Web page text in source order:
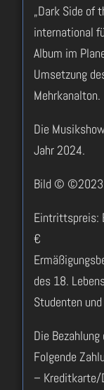
„Dark Side of
international
Album im
Umsetzung
Mehrkanalton.
Die
Jahr 2024.
Bild © ©2023
Eintrittspreis:
€
des 18.
Studenten
Die
Folgende
– Kreditkarte/